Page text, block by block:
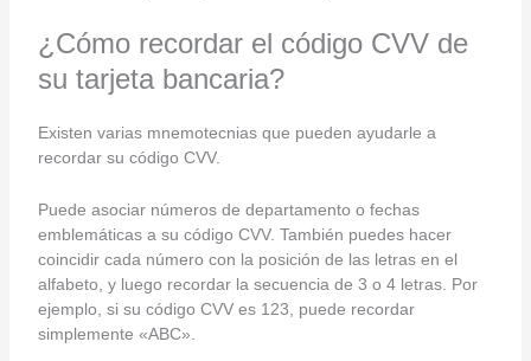
¿Cómo recordar el código CVV de
su tarjeta bancaria?
Existen varias mnemotecnias que pueden ayudarle a
recordar su código CVV.
Puede asociar números de departamento o fechas
emblemáticas a su código CVV. También puedes hacer
coincidir cada número con la posición de las letras en el
alfabeto, y luego recordar la secuencia de 3 o 4 letras. Por
ejemplo, si su código CVV es 123, puede recordar
simplemente «ABC».